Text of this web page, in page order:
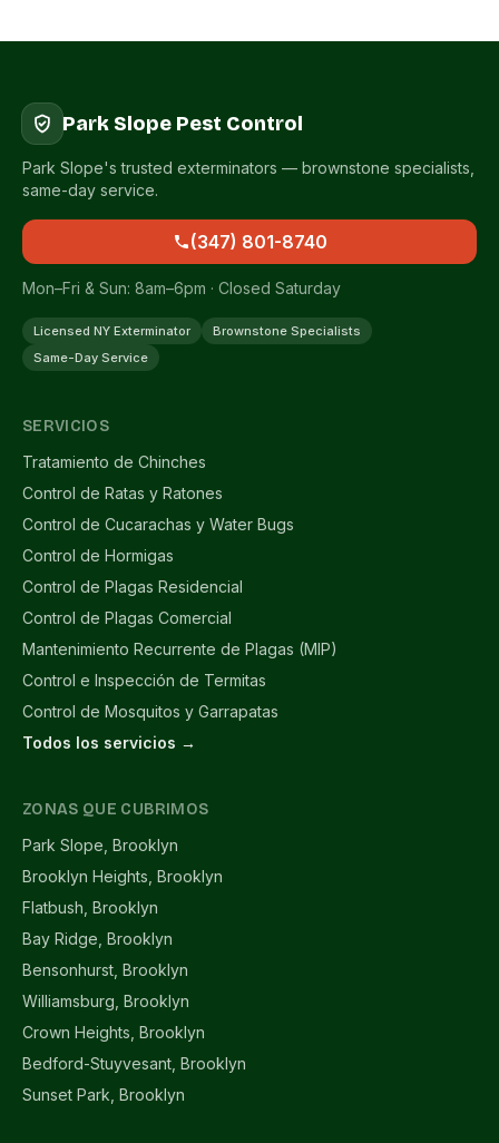
Park Slope Pest Control
Park Slope's trusted exterminators — brownstone specialists,
same-day service.
(347) 801-8740
Mon–Fri & Sun: 8am–6pm · Closed Saturday
Licensed NY Exterminator
Brownstone Specialists
Same-Day Service
SERVICIOS
Tratamiento de Chinches
Control de Ratas y Ratones
Control de Cucarachas y Water Bugs
Control de Hormigas
Control de Plagas Residencial
Control de Plagas Comercial
Mantenimiento Recurrente de Plagas (MIP)
Control e Inspección de Termitas
Control de Mosquitos y Garrapatas
Todos los servicios →
ZONAS QUE CUBRIMOS
Park Slope, Brooklyn
Brooklyn Heights, Brooklyn
Flatbush, Brooklyn
Bay Ridge, Brooklyn
Bensonhurst, Brooklyn
Williamsburg, Brooklyn
Crown Heights, Brooklyn
Bedford-Stuyvesant, Brooklyn
Sunset Park, Brooklyn